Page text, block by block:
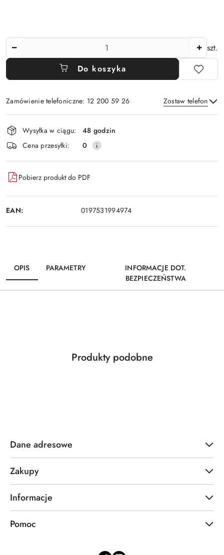
szt.
Do koszyka
Zamówienie telefoniczne: 12 200 59 26 Zostaw telefon
Wyślij
Dostępność
i
dostawa
Wysyłka w ciągu:
48 godzin
Cena przesyłki:
0
Pobierz produkt do PDF
EAN: 0197531994974
OPIS PARAMETRY
INFORMACJE DOT.
BEZPIECZEŃSTWA
Pomiń karuzelę produktów
Produkty
Produkty podobne
Dane adresowe
Zakupy
Informacje
Pomoc